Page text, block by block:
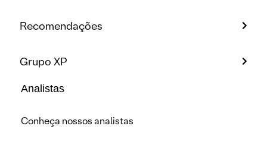
Recomendações
Grupo XP
Analistas
Conheça nossos analistas